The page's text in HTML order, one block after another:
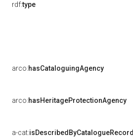
rdf:type
arco:hasCataloguingAgency
arco:hasHeritageProtectionAgency
a-cat:isDescribedByCatalogueRecord